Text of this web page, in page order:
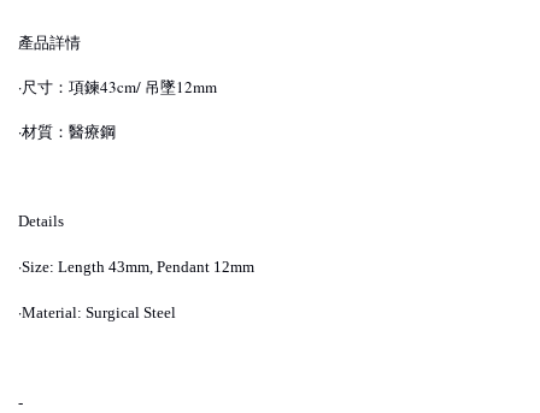
產品詳情
·尺寸：項鍊43cm/ 吊墜12mm
·材質：醫療鋼
Details
·Size: Length 43mm, Pendant 12mm
·Material: Surgical Steel
-